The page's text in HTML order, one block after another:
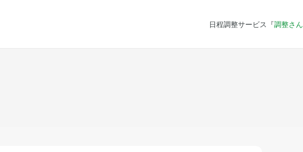
日程調整サービス『調整さん